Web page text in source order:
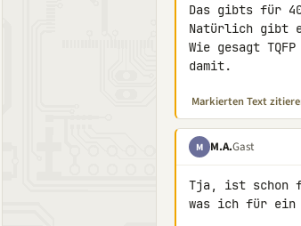
Das gibts für
Natürlich gibt
Wie gesagt
damit.
Markierten Text
M M.A.Gast
Tja, ist schon
was ich für ein